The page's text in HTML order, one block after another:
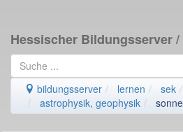
Hessischer Bildungsserver/
bildungsserver lernen sek
astrophysik, geophysik